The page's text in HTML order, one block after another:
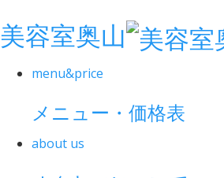
美容室奥山
menu&price
メニュー・価格表
about us